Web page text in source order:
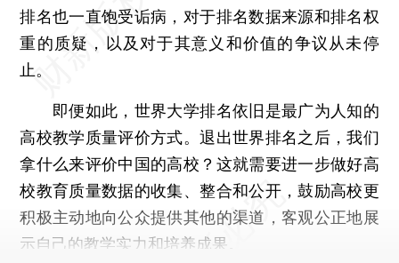
排名也一直饱受诟病，对于排名数据来源和排名权
重的质疑，以及对于其意义和价值的争议从未停
止。
即便如此，世界大学排名依旧是最广为人知的
高校教学质量评价方式。退出世界排名之后，我们
拿什么来评价中国的高校？这就需要进一步做好高
校教育质量数据的收集、整合和公开，鼓励高校更
积极主动地向公众提供其他的渠道，客观公正地展
示自己的教学实力和培养成果。